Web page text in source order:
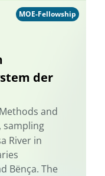
der
and
sampling
River in
Bënça. The
MOE-Fellowship